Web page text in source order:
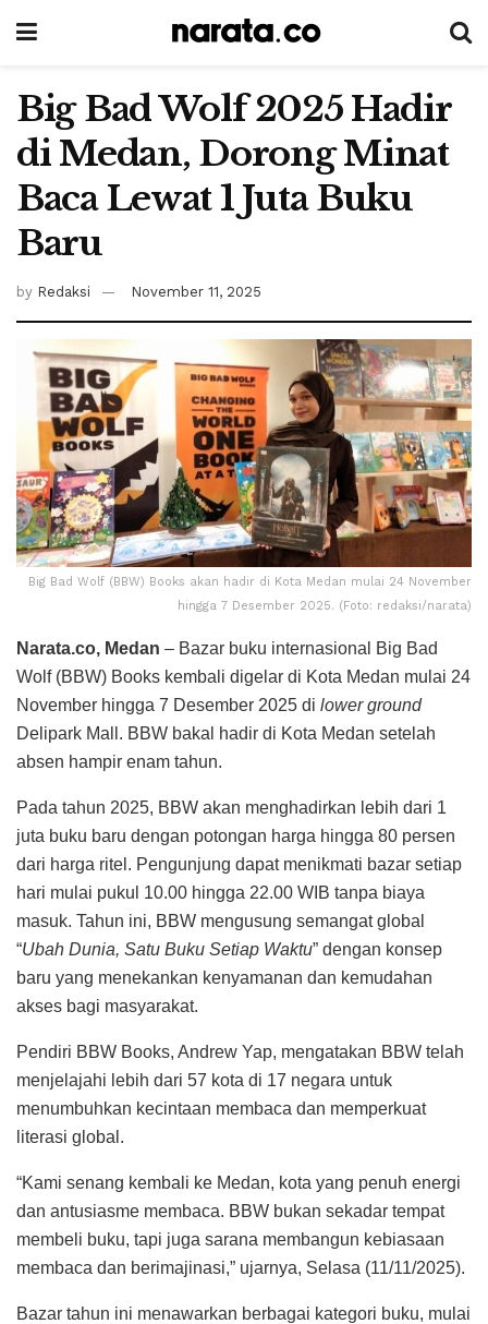
Big Bad Wolf 2025 Hadir
di Medan, Dorong Minat
Baca Lewat 1 Juta Buku
Baru
by Redaksi November 11, 2025
Big Bad Wolf (BBW) Books akan hadir di Kota Medan mulai 24 November
hingga 7 Desember 2025. (Foto: redaksi/narata)
Narata.co, Medan – Bazar buku internasional Big Bad
Wolf (BBW) Books kembali digelar di Kota Medan mulai 24
November hingga 7 Desember 2025 di lower ground
Delipark Mall. BBW bakal hadir di Kota Medan setelah
absen hampir enam tahun.
Pada tahun 2025, BBW akan menghadirkan lebih dari 1
juta buku baru dengan potongan harga hingga 80 persen
dari harga ritel. Pengunjung dapat menikmati bazar setiap
hari mulai pukul 10.00 hingga 22.00 WIB tanpa biaya
masuk. Tahun ini, BBW mengusung semangat global
“Ubah Dunia, Satu Buku Setiap Waktu” dengan konsep
baru yang menekankan kenyamanan dan kemudahan
akses bagi masyarakat.
Pendiri BBW Books, Andrew Yap, mengatakan BBW telah
menjelajahi lebih dari 57 kota di 17 negara untuk
menumbuhkan kecintaan membaca dan memperkuat
literasi global.
“Kami senang kembali ke Medan, kota yang penuh energi
dan antusiasme membaca. BBW bukan sekadar tempat
membeli buku, tapi juga sarana membangun kebiasaan
membaca dan berimajinasi,” ujarnya, Selasa (11/11/2025).
Bazar tahun ini menawarkan berbagai kategori buku, mulai